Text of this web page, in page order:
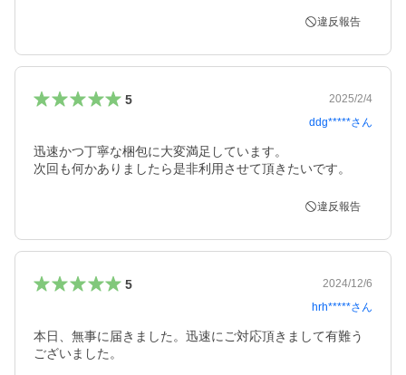
違反報告
5
2025/2/4
ddg*****さん
迅速かつ丁寧な梱包に大変満足しています。
次回も何かありましたら是非利用させて頂きたいです。
違反報告
5
2024/12/6
hrh*****さん
本日、無事に届きました。迅速にご対応頂きまして有難う
ございました。